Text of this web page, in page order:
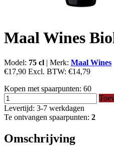
Maal Wines
Model: 75 cl | Merk: Maal Wines
€17,90 Excl. BTW: €14,79
Kopen met spaarpunten: 60
Levertijd: 3-7 werkdagen
Te ontvangen spaarpunten: 2
Omschrijving